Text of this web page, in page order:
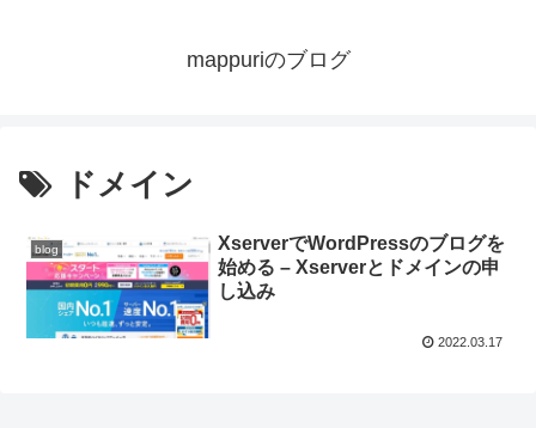
mappuriのブログ
ドメイン
blog
XserverでWordPressのブログを
始める – Xserverとドメインの申
し込み
2022.03.17